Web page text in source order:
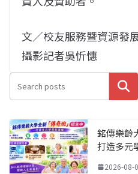
文／校友服務暨資源發
攝影記者吳忻憓
搜尋
銘傳樂齡
打造多元
2026-08-